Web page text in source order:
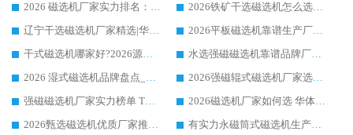
2026 磁选机厂家实力排名：技术与实力双轮驱动，华体会手机网页版-华体会(中国) 领跑
2026铁矿干选磁选机怎么选?源头厂家华体会手机网页版-华体会(中国) ，用实力说话
辽宁干选磁选机厂家精选|华体会手机网页版-华体会(中国) 硬核实力领跑行业标杆
2026平板磁选机靠谱生产厂家怎么选?行业标杆华体会手机网页版-华体会(中国) ，凭硬实力脱颖而出
干式磁选机哪家好?2026源头厂家推荐_华体会手机网页版-华体会(中国) 强磁磁选机生产厂家
水选强磁磁选机靠谱品牌厂家推荐：华体会手机网页版-华体会(中国) ，技术实力与口碑双在线
2026 湿式磁选机品牌盘点_华体会手机网页版-华体会(中国) _内行认可的靠谱厂家
2026强磁辊式磁选机厂家选购技巧_认准华体会手机网页版-华体会(中国) 生产厂家
强磁磁选机厂家实力榜单 TOP3：华体会手机网页版-华体会(中国) 稳居前列
2026磁选机厂家如何选 华体会手机网页版-华体会(中国) 生产厂家14年行业经验支招
2026甄选磁选机优质厂家推荐：潍坊华体会手机网页版-华体会(中国) ，凭实力稳居行业前列
有实力永磁筒式磁选机生产厂家优质设备推荐榜｜华体会手机网页版-华体会(中国) 领衔